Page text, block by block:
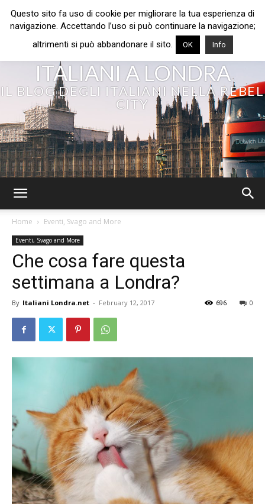
ITALIANI A LONDRA
IL BLOG DEGLI ITALIANI NELLA REBEL
CITY
Home Eventi, Svago and More
Eventi, Svago and More
Che cosa fare questa
settimana a Londra?
By Italiani Londra.net - February 12, 2017 0
696
Questo sito fa uso di cookie per migliorare la tua esperienza di
navigazione. Accettando l’uso si può continuare la navigazione;
altrimenti si può abbandonare il sito.
OK Info